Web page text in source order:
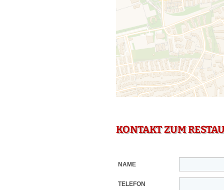
KONTAKT ZUM
NAME
TELEFON